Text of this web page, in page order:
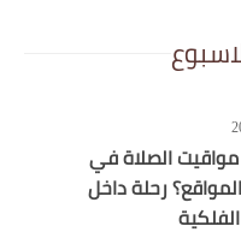
الصلاة في
رحلة داخل